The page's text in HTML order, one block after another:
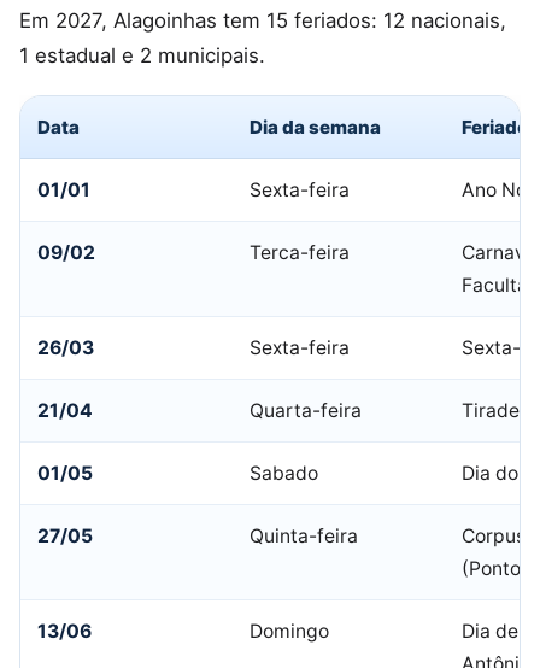
Em 2027, Alagoinhas tem 15 feriados: 12 nacionais,
1 estadual e 2 municipais.
Data Dia da semana Feriado
01/01 Sexta-feira Ano
09/02 Terca-feira
26/03 Sexta-feira Sexta-
21/04 Quarta-feira
01/05 Sabado Dia do
27/05 Quinta-feira
Corpus
(Ponto
13/06 Domingo
Dia de